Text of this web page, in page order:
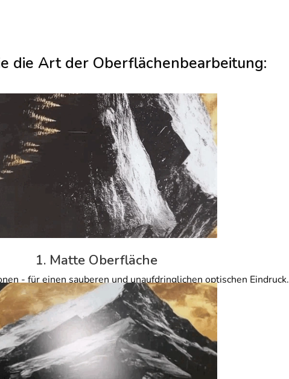
die Art der Oberflächenbearbeitung:
1. Matte Oberfläche
- für einen sauberen und unaufdringlichen optischen Eindruck.